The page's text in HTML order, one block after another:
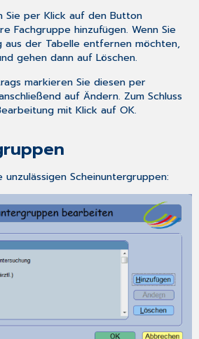
Sie per Klick auf den Button
Fachgruppe hinzufügen. Wenn Sie
aus der Tabelle entfernen möchten,
gehen dann aufLöschen.
markieren Sie diesen per
aufÄndern. Zum Schluss
mit Klick aufOK.
Scheinuntergruppen: